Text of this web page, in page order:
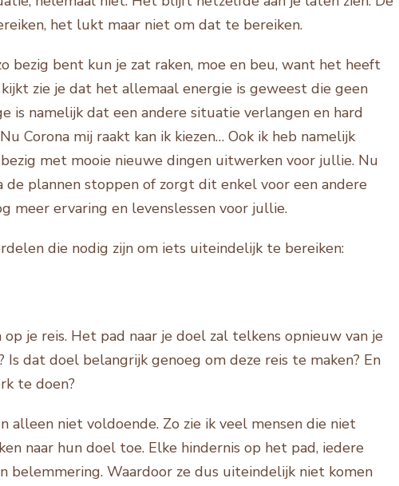
het lukt maar niet om dat te bereiken.
bezig bent kun je zat raken, moe en beu, want het heeft
zie je dat het allemaal energie is geweest die geen
is namelijk dat een andere situatie verlangen en hard
Corona mij raakt kan ik kiezen… Ook ik heb namelijk
met mooie nieuwe dingen uitwerken voor jullie. Nu
de plannen stoppen of zorgt dit enkel voor een andere
meer ervaring en levenslessen voor jullie.
die nodig zijn om iets uiteindelijk te bereiken:
je reis. Het pad naar je doel zal telkens opnieuw van je
dat doel belangrijk genoeg om deze reis te maken? En
te doen?
alleen niet voldoende. Zo zie ik veel mensen die niet
naar hun doel toe. Elke hindernis op het pad, iedere
belemmering. Waardoor ze dus uiteindelijk niet komen